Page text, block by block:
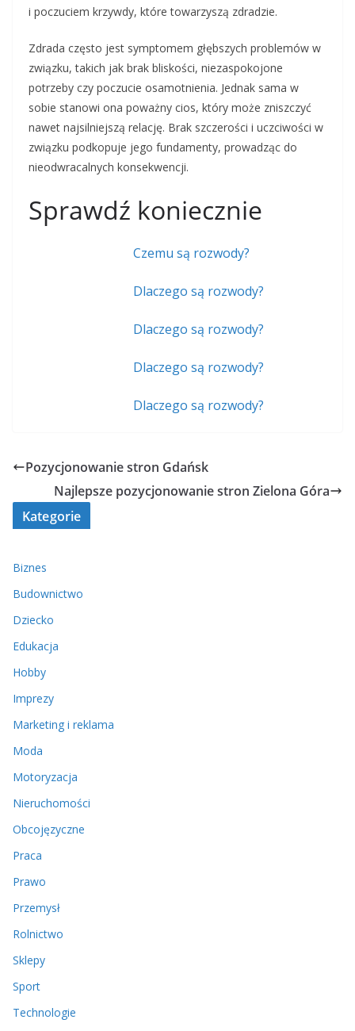
i poczuciem krzywdy, które towarzyszą zdradzie.
Zdrada często jest symptomem głębszych problemów w
związku, takich jak brak bliskości, niezaspokojone
potrzeby czy poczucie osamotnienia. Jednak sama w
sobie stanowi ona poważny cios, który może zniszczyć
nawet najsilniejszą relację. Brak szczerości i uczciwości w
związku podkopuje jego fundamenty, prowadząc do
nieodwracalnych konsekwencji.
Sprawdź koniecznie
Czemu są rozwody?
Dlaczego są rozwody?
Dlaczego są rozwody?
Dlaczego są rozwody?
Dlaczego są rozwody?
Pozycjonowanie stron Gdańsk
Najlepsze pozycjonowanie stron Zielona Góra
Kategorie
Biznes
Budownictwo
Dziecko
Edukacja
Hobby
Imprezy
Marketing i reklama
Moda
Motoryzacja
Nieruchomości
Obcojęzyczne
Praca
Prawo
Przemysł
Rolnictwo
Sklepy
Sport
Technologie